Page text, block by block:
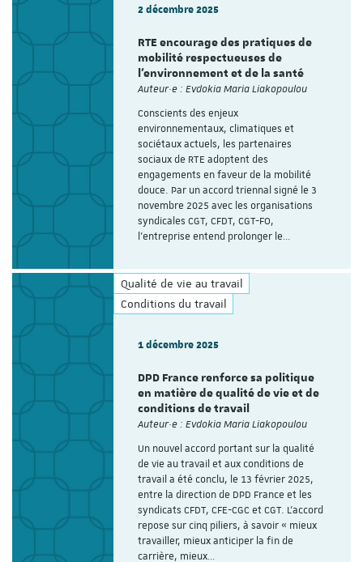
2 décembre 2025
RTE encourage des pratiques de
mobilité respectueuses de
l’environnement et de la santé
Auteur·e : Evdokia Maria Liakopoulou
Conscients des enjeux
environnementaux, climatiques et
sociétaux actuels, les partenaires
sociaux de RTE adoptent des
engagements en faveur de la mobilité
douce. Par un accord triennal signé le 3
novembre 2025 avec les organisations
syndicales CGT, CFDT, CGT-FO,
l’entreprise entend prolonger le…
Qualité de vie au travail
Conditions du travail
1 décembre 2025
DPD France renforce sa politique
en matière de qualité de vie et de
conditions de travail
Auteur·e : Evdokia Maria Liakopoulou
Un nouvel accord portant sur la qualité
de vie au travail et aux conditions de
travail a été conclu, le 13 février 2025,
entre la direction de DPD France et les
syndicats CFDT, CFE-CGC et CGT. L’accord
repose sur cinq piliers, à savoir « mieux
travailler, mieux anticiper la fin de
carrière, mieux…